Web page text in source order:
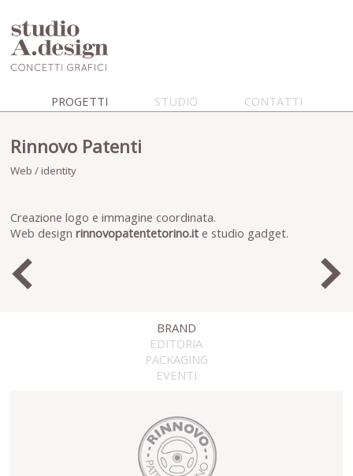
PROGETTI STUDIO CONTATTI
Rinnovo Patenti
Web / identity
Creazione logo e immagine coordinata.
Web designrinnovopatentetorino.it e studio gadget.
BRAND
EDITORIA
PACKAGING
EVENTI